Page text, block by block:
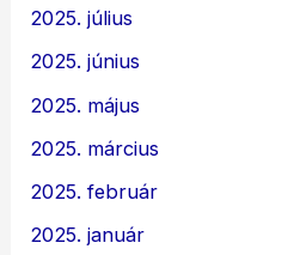
2025. július
2025. június
2025. május
2025. március
2025. február
2025. január